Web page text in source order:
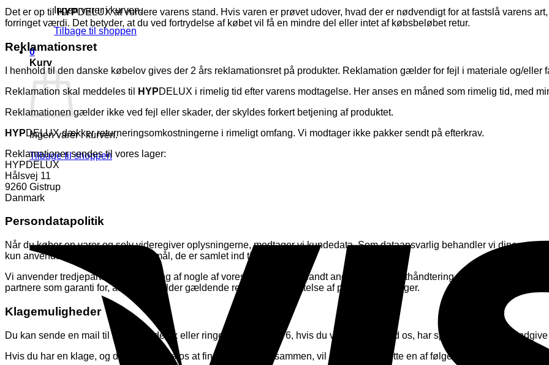
Ingen varer i kurven.
Tilbage til shoppen
0
Kurv
Ingen varer i kurven.
Tilbage til shoppen
Det er op tilHYPDELUX at vurdere varens stand. Hvis varen er prøvet udover, hvad der er nødvendigt for at fastslå varens
forringet værdi. Det betyder, at du ved fortrydelse af købet vil få en mindre del eller intet af købsbeløbet retur.
Reklamationsret
I henhold til den danske købelov gives der 2 års reklamationsret på produkter. Reklamation gælder for fejl i materiale og/eller
Reklamation skal meddeles til
HYPDELUX i rimelig tid efter varens modtagelse. Her anses en måned som rimelig tid, med
Reklamationen gælder ikke ved fejl eller skader, der skyldes forkert betjening af produktet.
HYPDELUX dækker returneringsomkostningerne i rimeligt omfang. Vi modtager ikke pakker sendt på efterkrav.
Reklamationer sendes til vores lager:
HYPDELUX
Hålsvej 11
9260 Gistrup
Danmark
Persondatapolitik
Når du køber en varer og selv videregiver oplysningerne, modtager vi kundedata. Som dataansvarlig behandler vi dine
kun anvendt og opbevaret til de formål, de er samlet ind til.
Vi anvender tredjeparter til behandling af nogle af vores oplysninger blandt andet i vores fragthåndtering, som ikke er udviklet
partnere som garanti for, at de overholder gældende regler om beskyttelse af personoplysninger.
Klagemuligheder
Du kan sende en mail til info@hypdelux eller ringe på 81 90 90 76, hvis du vil i kontakt med os, har spørgsmål eller vil
Hvis du har en klage, og det ikke lykkes os at finde en løsning sammen, vil du kunne benytte en af følgende muligheder for at